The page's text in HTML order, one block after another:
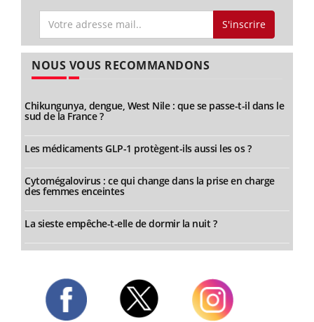
S'inscrire
NOUS VOUS RECOMMANDONS
Chikungunya, dengue, West Nile : que se passe-t-il dans le
sud de la France ?
Les médicaments GLP-1 protègent-ils aussi les os ?
Cytomégalovirus : ce qui change dans la prise en charge
des femmes enceintes
La sieste empêche-t-elle de dormir la nuit ?